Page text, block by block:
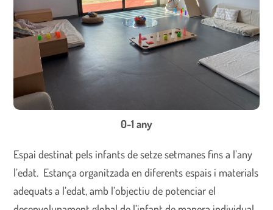
0-1 any
Espai destinat pels infants de setze setmanes fins a l’any
l’edat. Estança organitzada en diferents espais i materials
adequats a l’edat, amb l’objectiu de potenciar el